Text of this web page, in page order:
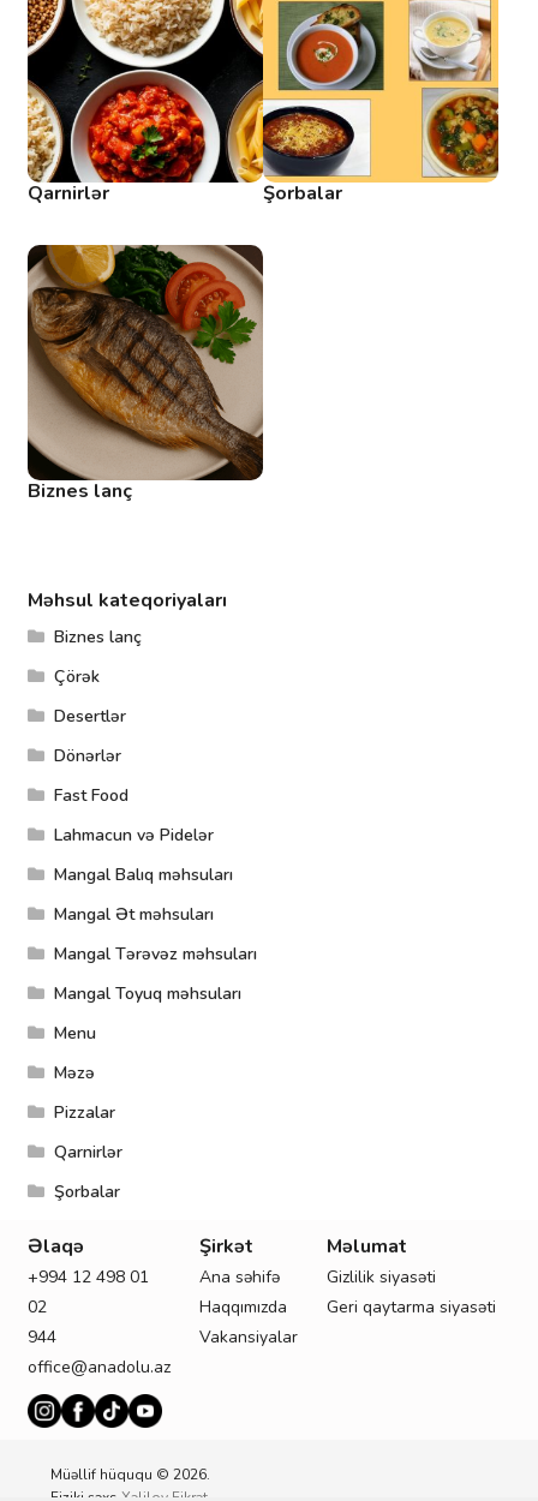
Qarnirlər Şorbalar
Biznes lanç
Məhsul kateqoriyaları
Biznes lanç
Çörək
Desertlər
Dönərlər
Fast Food
Lahmacun və Pidelər
Mangal Balıq məhsuları
Mangal Ət məhsuları
Mangal Tərəvəz məhsuları
Mangal Toyuq məhsuları
Menu
Məzə
Pizzalar
Qarnirlər
Şorbalar
Əlaqə
+994 12 498 01
02
944
office@anadolu.az
Şirkət
Ana səhifə
Haqqımızda
Vakansiyalar
Məlumat
Gizlilik siyasəti
Geri qaytarma siyasəti
Müəllif hüququ © 2026.